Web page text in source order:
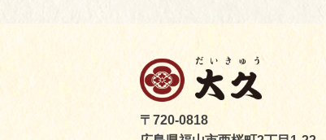
〒720-0818